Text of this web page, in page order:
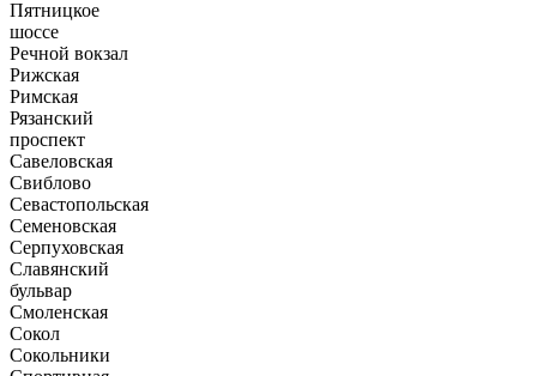
Пятницкое
шоссе
Речной вокзал
Рижская
Римская
Рязанский
проспект
Савеловская
Свиблово
Севастопольская
Семеновская
Серпуховская
Славянский
бульвар
Смоленская
Сокол
Сокольники